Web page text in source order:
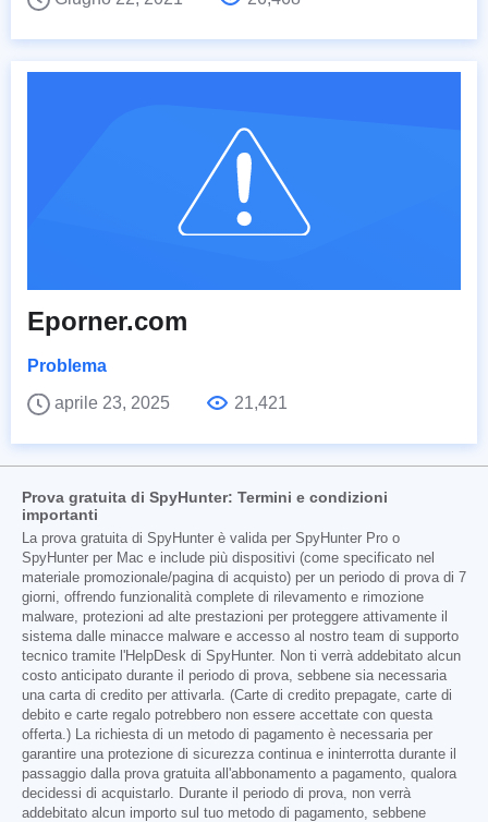
Eporner.com
Problema
aprile 23, 2025
21,421
Prova gratuita di SpyHunter: Termini e condizioni
importanti
La prova gratuita di SpyHunter è valida per SpyHunter Pro o
SpyHunter per Mac e include più dispositivi (come specificato nel
materiale promozionale/pagina di acquisto) per un periodo di prova di 7
giorni, offrendo funzionalità complete di rilevamento e rimozione
malware, protezioni ad alte prestazioni per proteggere attivamente il
sistema dalle minacce malware e accesso al nostro team di supporto
tecnico tramite l'HelpDesk di SpyHunter. Non ti verrà addebitato alcun
costo anticipato durante il periodo di prova, sebbene sia necessaria
una carta di credito per attivarla. (Carte di credito prepagate, carte di
debito e carte regalo potrebbero non essere accettate con questa
offerta.) La richiesta di un metodo di pagamento è necessaria per
garantire una protezione di sicurezza continua e ininterrotta durante il
passaggio dalla prova gratuita all'abbonamento a pagamento, qualora
decidessi di acquistarlo. Durante il periodo di prova, non verrà
addebitato alcun importo sul tuo metodo di pagamento, sebbene